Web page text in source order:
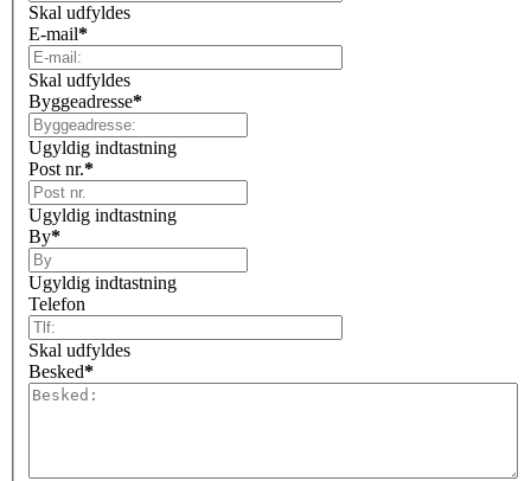
Skal udfyldes
E-mail*
Skal udfyldes
Byggeadresse*
Ugyldig indtastning
Post nr.*
Ugyldig indtastning
By*
Ugyldig indtastning
Telefon
Skal udfyldes
Besked*